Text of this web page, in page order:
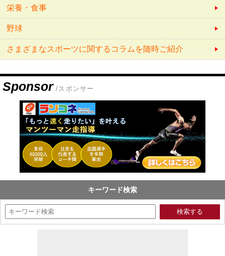
栄養・食事
野球
さまざまなスポーツに関するコラムを随時ご紹介
Sponsor /スポンサー
キーワード検索